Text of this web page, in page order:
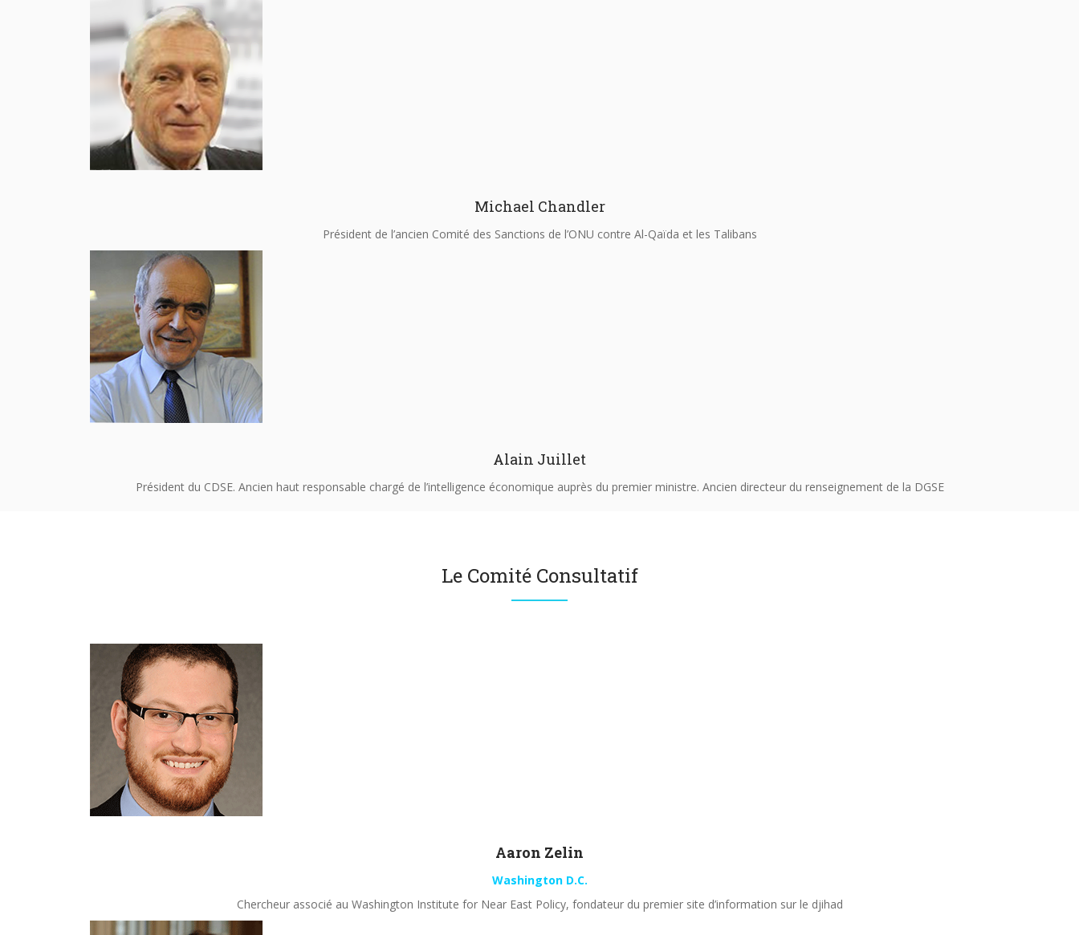
Michael Chandler
Président de l’ancien Comité des Sanctions de l’ONU contre Al-Qaïda et les Talibans
Alain Juillet
Président du CDSE. Ancien haut responsable chargé de l’intelligence économique auprès du premier ministre. Ancien directeur du renseignement de la DGSE
Le Comité Consultatif
Aaron Zelin
Washington D.C.
Chercheur associé au Washington Institute for Near East Policy, fondateur du premier site d’information sur le djihad